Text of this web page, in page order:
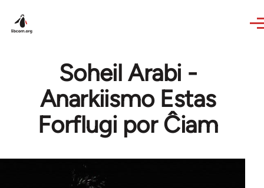
Soheil Arabi -
Anarkiismo Estas
Forflugi por Ĉiam